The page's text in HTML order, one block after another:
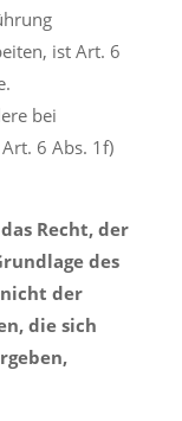
ist Art. 6
bei
6 Abs. 1f)
das Recht, der
des
nicht der
die sich